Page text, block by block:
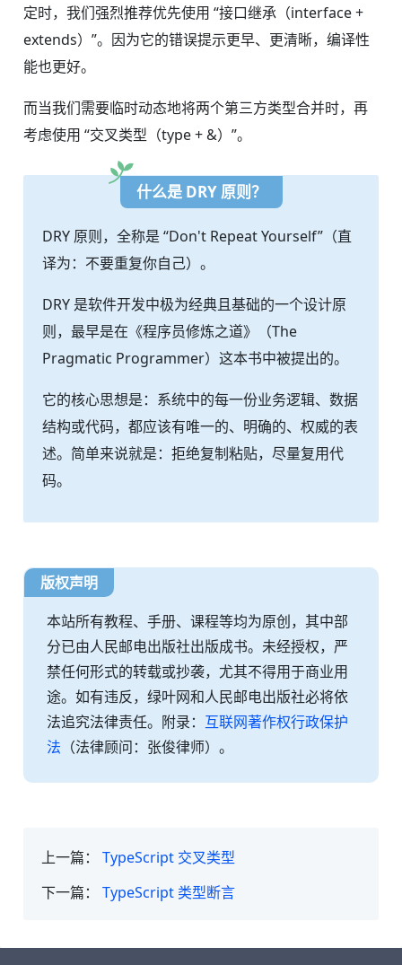
定时，我们强烈推荐优先使用 “接口继承（interface +
extends）”。因为它的错误提示更早、更清晰，编译性
能也更好。
而当我们需要临时动态地将两个第三方类型合并时，再
考虑使用 “交叉类型（type + &）”。
什么是 DRY 原则？
DRY 原则，全称是 “Don't Repeat Yourself”（直
译为：不要重复你自己）。
DRY 是软件开发中极为经典且基础的一个设计原
则，最早是在《程序员修炼之道》（The
Pragmatic Programmer）这本书中被提出的。
它的核心思想是：系统中的每一份业务逻辑、数据
结构或代码，都应该有唯一的、明确的、权威的表
述。简单来说就是：拒绝复制粘贴，尽量复用代
码。
版权声明
本站所有教程、手册、课程等均为原创，其中部
分已由人民邮电出版社出版成书。未经授权，严
禁任何形式的转载或抄袭，尤其不得用于商业用
途。如有违反，绿叶网和人民邮电出版社必将依
法追究法律责任。附录： 互联网著作权行政保护
法 （法律顾问：张俊律师）。
上一篇： TypeScript 交叉类型
下一篇： TypeScript 类型断言